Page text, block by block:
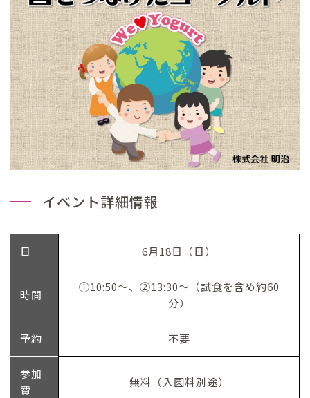
イベント詳細情報
日 6月18日（日）
時間
①10:50〜、②13:30〜（試食を含め約60
分）
予約 不要
参加
費
無料（入園料別途）